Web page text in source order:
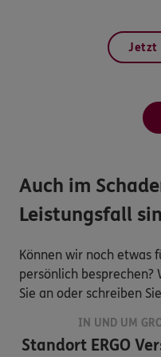
Jetzt
Auch im
Leistungsfall
Können wir noch etwas
persönlich besprechen?
Sie an oder schreiben
IN UND UM
Standort ERGO